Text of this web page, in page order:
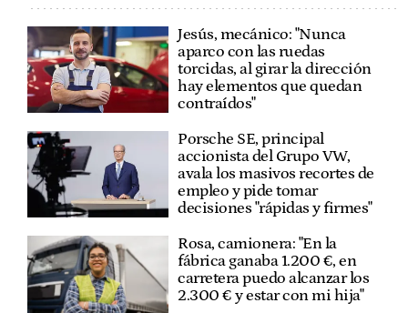
Jesús, mecánico: "Nunca
aparco con las ruedas
torcidas, al girar la dirección
hay elementos que quedan
contraídos"
Porsche SE, principal
accionista del Grupo VW,
avala los masivos recortes de
empleo y pide tomar
decisiones "rápidas y firmes"
Rosa, camionera: "En la
fábrica ganaba 1.200 €, en
carretera puedo alcanzar los
2.300 € y estar con mi hija"